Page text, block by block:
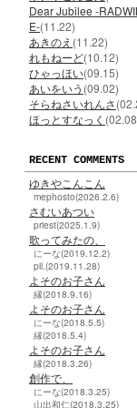
Dear Jubilee -
E-(11.22)
あきのえ (11.22)
れもねーど(10.12)
ひゃっほい(09.15)
あいをいう (09.02)
そらねさいれんさ
ほっとすなっく
RECENT COMMENTS
ゆきやこんこん
mephosto(2026.2.6)
さむいあつい
priest(2025.1.9)
歌ってみたの、
にーな(2019.12.2)
pil.(2019.11.28)
よそのお子さん
縁(2018.9.16)
よそのお子さん
にーな(2018.5.5)
縁(2018.5.4)
よそのお子さん
縁(2018.3.26)
創作で、
にーな(2018.3.25)
山出和仁(2018.3.25)